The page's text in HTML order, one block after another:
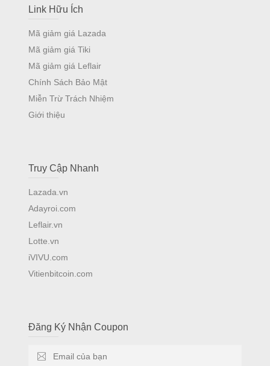
Link Hữu Ích
Mã giảm giá Lazada
Mã giảm giá Tiki
Mã giảm giá Leflair
Chính Sách Bảo Mật
Miễn Trừ Trách Nhiệm
Giới thiệu
Truy Cập Nhanh
Lazada.vn
Adayroi.com
Leflair.vn
Lotte.vn
iVIVU.com
Vitienbitcoin.com
Đăng Ký Nhận Coupon